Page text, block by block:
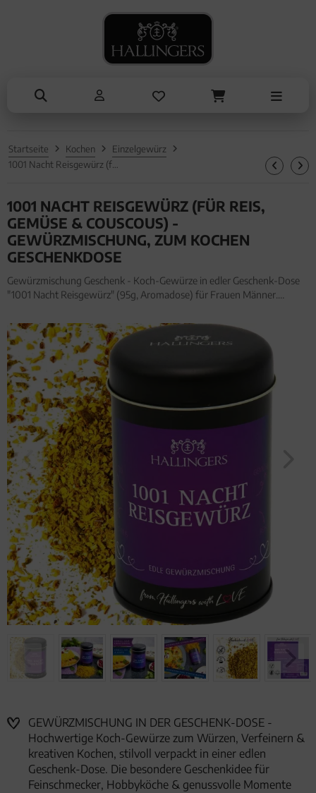
Startseite Kochen
Einzelgewürz
1001 NACHT REISGEWÜRZ (FÜR REIS,
GEMÜSE & COUSCOUS) -
GEWÜRZMISCHUNG, ZUM KOCHEN
GESCHENKDOSE
Gewürzmischung Geschenk - Koch-Gewürze in edler Geschenk-Dose
"1001 Nacht Reisgewürz" (95g, Aromadose) für Frauen Männer.
"1001 Nacht Reisgewürz" (95g, Aromadose) für Frauen Männer
GEWÜRZMISCHUNG IN DER GESCHENK-DOSE -
Hochwertige Koch-Gewürze zum Würzen, Verfeinern &
kreativen Kochen, stilvoll verpackt in einer edlen
Geschenk-Dose. Die besondere Geschenkidee für
Feinschmecker, Hobbyköche & genussvolle Momente
SOMMER
ALLES ANZEIGEN AUS SOMMER
Genüsse
Liköre
TRINKEN
ALLES ANZEIGEN AUS TRINKEN
Kaffee
NASCHEN
ALLES ANZEIGEN AUS NASCHEN
Pralinen
Müsli
ANLÄSSE
ALLES ANZEIGEN AUS ANLÄSSE
Kleine Aufmerksamkeiten
Ostern
Valentinstag
Weihnachten
Liebe & Hochzeit
Geburtstag
Bayern